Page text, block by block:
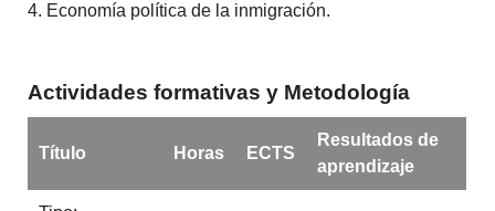
4. Economía política de la inmigración.
Actividades formativas y Metodología
Título Horas ECTS
Resultados de
aprendizaje